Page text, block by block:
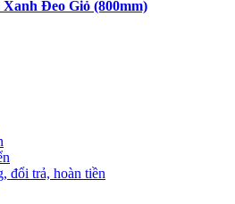
Đeo Giỏ (800mm)
đổi trả, hoàn tiền